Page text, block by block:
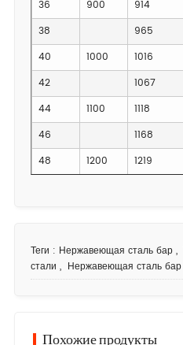
36
900 914
38
965
40
1000
1016
42
1067
44
1100
1118
46
1168
48
1200 1219
Теги : Нержавеющая сталь бар,
стали , Нержавеющая сталь бар
Похожие продукты